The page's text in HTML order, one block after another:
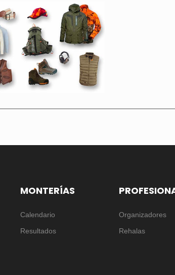
MONTERÍAS
Calendario
Resultados
Organizadores
Rehalas